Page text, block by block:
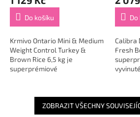
Do košíku
Krmivo Ontario Mini & Medium
Weight Control Turkey &
Brown Rice 6,5 kg je
superprémiové
středních plemen, kteří...
Do
Calibra
Fresh
hovězí
ZOBRAZIT VŠECHNY